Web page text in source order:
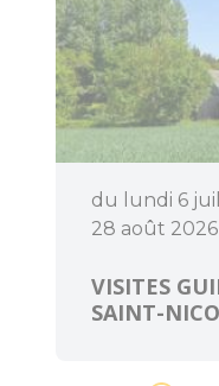
du lundi 6
28 août 2026
VISITES
SAINT-